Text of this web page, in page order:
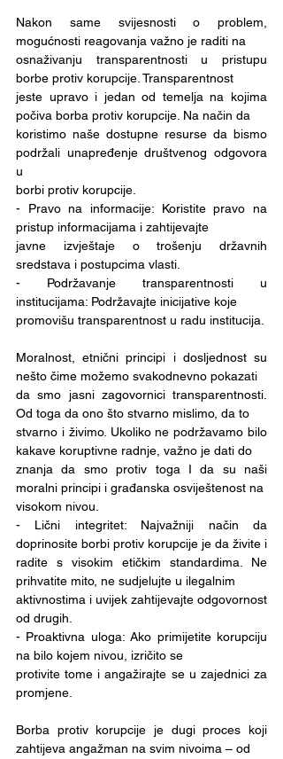
Nakon same svijesnosti o problem,
mogućnosti reagovanja važno je raditi na
osnaživanju transparentnosti u pristupu
borbe protiv korupcije. Transparentnost
jeste upravo i jedan od temelja na kojima
počiva borba protiv korupcije. Na način da
koristimo naše dostupne resurse da bismo
podržali unapređenje društvenog odgovora
u
borbi protiv korupcije.
- Pravo na informacije: Koristite pravo na
pristup informacijama i zahtijevajte
javne izvještaje o trošenju državnih
sredstava i postupcima vlasti.
- Podržavanje transparentnosti u
institucijama: Podržavajte inicijative koje
promovišu transparentnost u radu institucija.
Moralnost, etnični principi i dosljednost su
nešto čime možemo svakodnevno pokazati
da smo jasni zagovornici transparentnosti.
Od toga da ono što stvarno mislimo, da to
stvarno i živimo. Ukoliko ne podržavamo bilo
kakave koruptivne radnje, važno je dati do
znanja da smo protiv toga I da su naši
moralni principi i građanska osviještenost na
visokom nivou.
- Lični integritet: Najvažniji način da
doprinosite borbi protiv korupcije je da živite i
radite s visokim etičkim standardima. Ne
prihvatite mito, ne sudjelujte u ilegalnim
aktivnostima i uvijek zahtijevajte odgovornost
od drugih.
- Proaktivna uloga: Ako primijetite korupciju
na bilo kojem nivou, izričito se
protivite tome i angažirajte se u zajednici za
promjene.
Borba protiv korupcije je dugi proces koji
zahtijeva angažman na svim nivoima – od